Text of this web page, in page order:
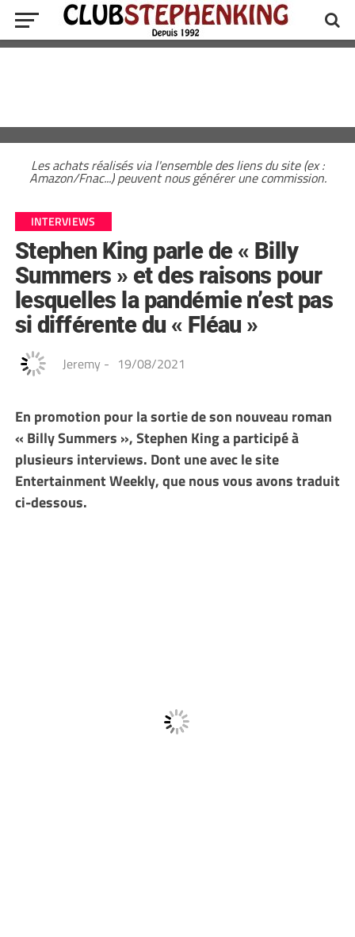
Les achats réalisés via l'ensemble des liens du site (ex :
Amazon/Fnac...) peuvent nous générer une commission.
INTERVIEWS
Stephen King parle de « Billy
Summers » et des raisons pour
lesquelles la pandémie n’est pas
si différente du « Fléau »
Jeremy - 19/08/2021
En promotion pour la sortie de son nouveau roman
« Billy Summers », Stephen King a participé à
plusieurs interviews. Dont une avec le site
Entertainment Weekly, que nous vous avons traduit
ci-dessous.